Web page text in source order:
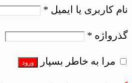
نام کاربری یا ایمیل *
گذرواژه *
مرا به خاطر بسپار ورود